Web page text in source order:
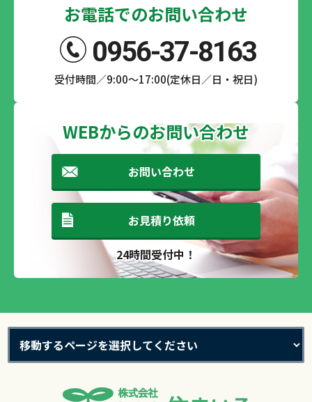
お電話でのお問い合わせ
0956-37-8163
受付時間／9:00～17:00(定休日／日・祝日)
WEBからのお問い合わせ
お問い合わせ
お見積り依頼
24時間受付中！